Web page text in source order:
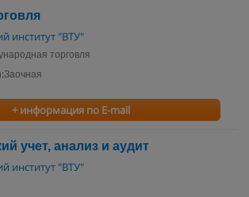
институт "ВТУ"
торговля
Заочная
+ информация по E-mail
учет, анализ и аудит
институт "ВТУ"